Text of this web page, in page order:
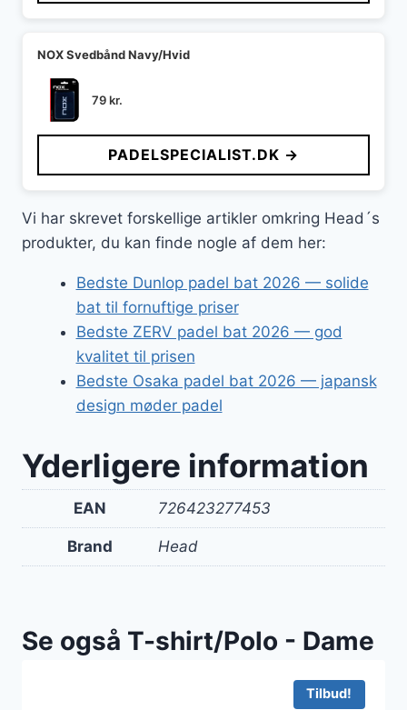
NOX Svedbånd Navy/Hvid
79kr.
PADELSPECIALIST.DK →
Vi har skrevet forskellige artikler omkring Head´s
produkter, du kan finde nogle af dem her:
Bedste Dunlop padel bat 2026 — solide
bat til fornuftige priser
Bedste ZERV padel bat 2026 — god
kvalitet til prisen
Bedste Osaka padel bat 2026 — japansk
design møder padel
Yderligere information
EAN 726423277453
Brand Head
Se også T-shirt/Polo - Dame
Tilbud!